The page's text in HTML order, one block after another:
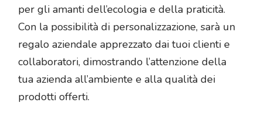
per gli amanti dell’ecologia e della praticità.
Con la possibilità di personalizzazione, sarà un
regalo aziendale apprezzato dai tuoi clienti e
collaboratori, dimostrando l’attenzione della
tua azienda all’ambiente e alla qualità dei
prodotti offerti.